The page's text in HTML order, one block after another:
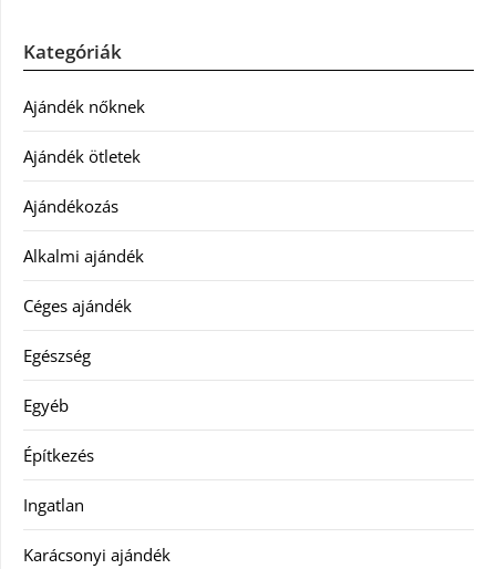
Kategóriák
Ajándék nőknek
Ajándék ötletek
Ajándékozás
Alkalmi ajándék
Céges ajándék
Egészség
Egyéb
Építkezés
Ingatlan
Karácsonyi ajándék